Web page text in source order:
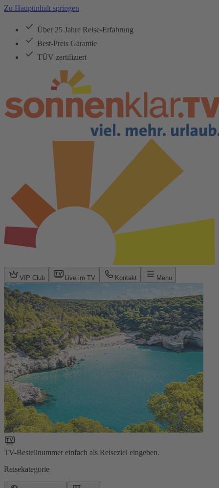
Zu Hauptinhalt springen
Über 25 Jahre Reise-Erfahrung
Best-Preis Garantie
TÜV zertifiziert
VIP Club Live im TV Kontakt Menü
TV-Bestellnummer einfach als Reiseziel eingeben.
Reisekategorie